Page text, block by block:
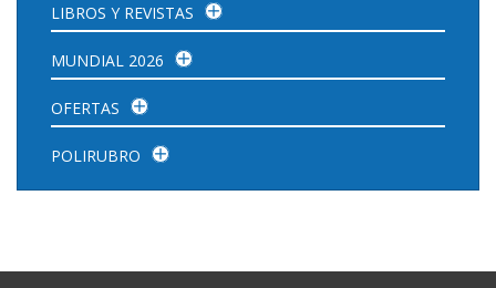
LIBROS Y REVISTAS
MUNDIAL 2026
OFERTAS
POLIRUBRO